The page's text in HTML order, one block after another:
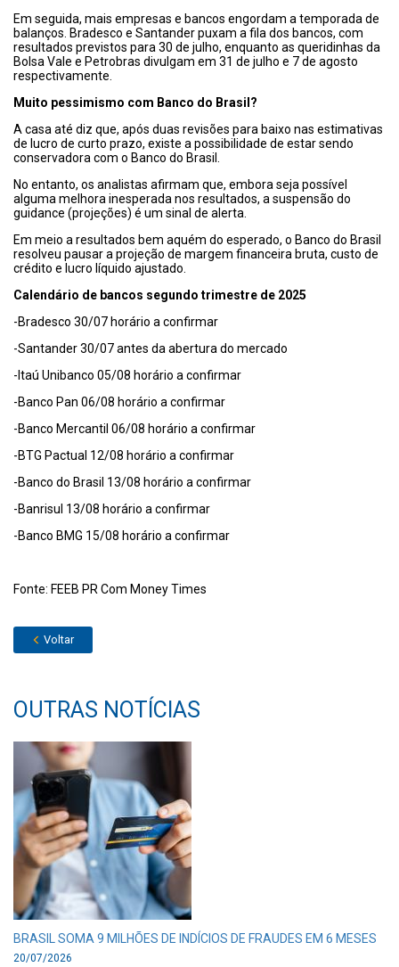
Em seguida, mais empresas e bancos engordam a temporada de
balanços. Bradesco e Santander puxam a fila dos bancos, com
resultados previstos para 30 de julho, enquanto as queridinhas da
Bolsa Vale e Petrobras divulgam em 31 de julho e 7 de agosto
respectivamente.
Muito pessimismo com Banco do Brasil?
A casa até diz que, após duas revisões para baixo nas estimativas
de lucro de curto prazo, existe a possibilidade de estar sendo
conservadora com o Banco do Brasil.
No entanto, os analistas afirmam que, embora seja possível
alguma melhora inesperada nos resultados, a suspensão do
guidance (projeções) é um sinal de alerta.
Em meio a resultados bem aquém do esperado, o Banco do Brasil
resolveu pausar a projeção de margem financeira bruta, custo de
crédito e lucro líquido ajustado.
Calendário de bancos segundo trimestre de 2025
-Bradesco 30/07 horário a confirmar
-Santander 30/07 antes da abertura do mercado
-Itaú Unibanco 05/08 horário a confirmar
-Banco Pan 06/08 horário a confirmar
-Banco Mercantil 06/08 horário a confirmar
-BTG Pactual 12/08 horário a confirmar
-Banco do Brasil 13/08 horário a confirmar
-Banrisul 13/08 horário a confirmar
-Banco BMG 15/08 horário a confirmar
Fonte: FEEB PR Com Money Times
Voltar
OUTRAS NOTÍCIAS
BRASIL SOMA 9 MILHÕES DE INDÍCIOS DE FRAUDES EM 6 MESES
20/07/2026